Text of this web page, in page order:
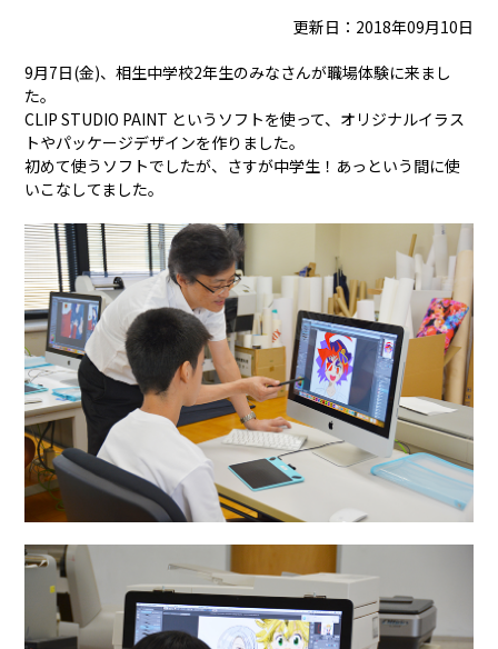
更新日：2018年09月10日
9月7日(金)、相生中学校2年生のみなさんが職場体験に来まし
た。
CLIP STUDIO PAINT というソフトを使って、オリジナルイラス
トやパッケージデザインを作りました。
初めて使うソフトでしたが、さすが中学生！あっという間に使
いこなしてました。